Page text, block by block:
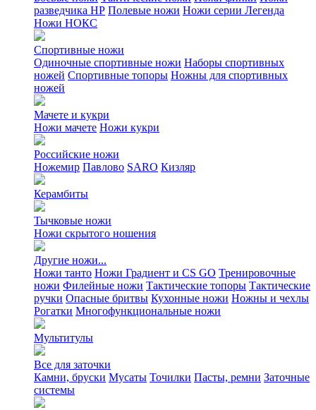
разведчика НР Полевые ножи Ножи серии Легенда
Ножи НОКС
Спортивные ножи
Одиночные спортивные ножи Наборы спортивных
ножей Спортивные топоры Ножны для спортивных
ножей
Мачете и кукри
Ножи мачете Ножи кукри
Российские ножи
Ножемир Павлово SARO Кизляр
Керамбиты
Тычковые ножи
Ножи скрытого ношения
Другие ножи...
Ножи танто Ножи Градиент и CS GO Тренировочные
ножи Филейные ножи Тактические топоры Тактические
ручки Опасные бритвы Кухонные ножи Ножны и чехлы
Рогатки Многофункциональные ножи
Мультитулы
Все для заточки
Камни, бруски Мусаты Точилки Пасты, ремни Заточные
системы